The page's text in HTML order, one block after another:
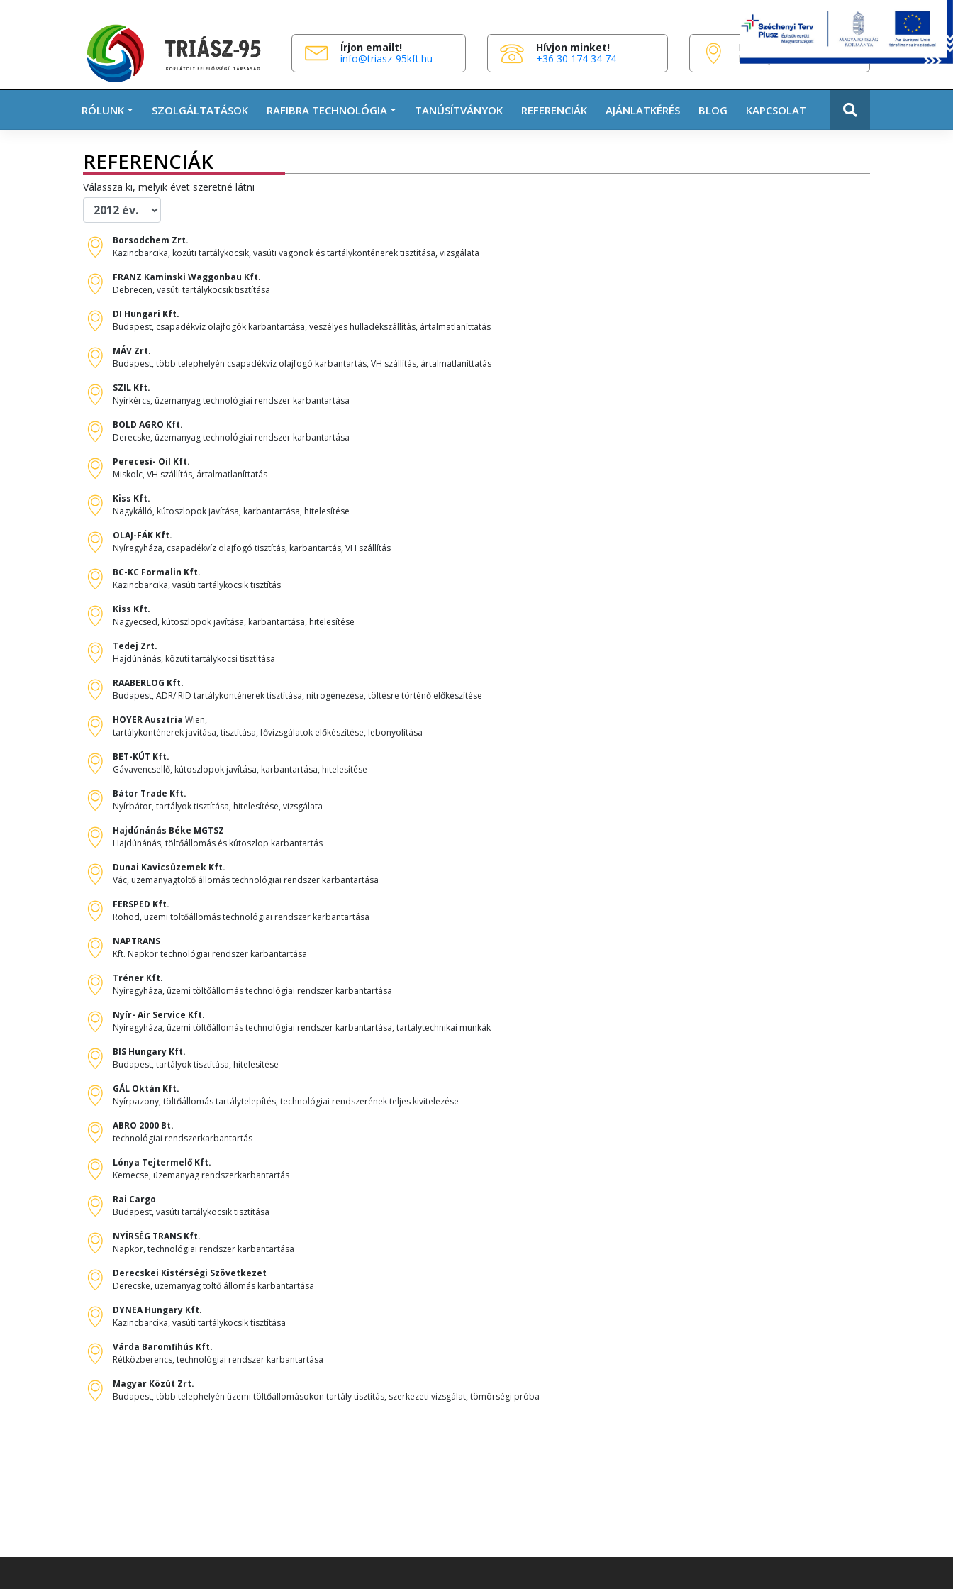
EN DE
Írjon emailt!
info@triasz-95kft.hu
Hívjon minket!
+36 30 174 34 74
H-440 Nyíregyháza,
Pazonyi tér 11.
RÓLUNK SZOLGÁLTATÁSOK RAFIBRA TECHNOLÓGIA TANÚSÍTVÁNYOK REFERENCIÁK AJÁNLATKÉRÉS BLOG KAPCSOLAT
REFERENCIÁK
Válassza ki, melyik évet szeretné látni
Borsodchem Zrt.
Kazincbarcika, közúti tartálykocsik, vasúti vagonok és tartálykonténerek tisztítása, vizsgálata
FRANZ Kaminski Waggonbau Kft.
Debrecen, vasúti tartálykocsik tisztítása
DI Hungari Kft.
Budapest, csapadékvíz olajfogók karbantartása, veszélyes hulladékszállítás, ártalmatlaníttatás
MÁV Zrt.
Budapest, több telephelyén csapadékvíz olajfogó karbantartás, VH szállítás, ártalmatlaníttatás
SZIL Kft.
Nyírkércs, üzemanyag technológiai rendszer karbantartása
BOLD AGRO Kft.
Derecske, üzemanyag technológiai rendszer karbantartása
Perecesi- Oil Kft.
Miskolc, VH szállítás, ártalmatlaníttatás
Kiss Kft.
Nagykálló, kútoszlopok javítása, karbantartása, hitelesítése
OLAJ-FÁK Kft.
Nyíregyháza, csapadékvíz olajfogó tisztítás, karbantartás, VH szállítás
BC-KC Formalin Kft.
Kazincbarcika, vasúti tartálykocsik tisztítás
Kiss Kft.
Nagyecsed, kútoszlopok javítása, karbantartása, hitelesítése
Tedej Zrt.
Hajdúnánás, közúti tartálykocsi tisztítása
RAABERLOG Kft.
Budapest, ADR/ RID tartálykonténerek tisztítása, nitrogénezése, töltésre történő előkészítése
HOYER Ausztria Wien,
tartálykonténerek javítása, tisztítása, fővizsgálatok előkészítése, lebonyolítása
BET-KÚT Kft.
Gávavencsellő, kútoszlopok javítása, karbantartása, hitelesítése
Bátor Trade Kft.
Nyírbátor, tartályok tisztítása, hitelesítése, vizsgálata
Hajdúnánás Béke MGTSZ
Hajdúnánás, töltőállomás és kútoszlop karbantartás
Dunai Kavicsüzemek Kft.
Vác, üzemanyagtöltő állomás technológiai rendszer karbantartása
FERSPED Kft.
Rohod, üzemi töltőállomás technológiai rendszer karbantartása
NAPTRANS
Kft. Napkor technológiai rendszer karbantartása
Tréner Kft.
Nyíregyháza, üzemi töltőállomás technológiai rendszer karbantartása
Nyír- Air Service Kft.
Nyíregyháza, üzemi töltőállomás technológiai rendszer karbantartása, tartálytechnikai munkák
BIS Hungary Kft.
Budapest, tartályok tisztítása, hitelesítése
GÁL Oktán Kft.
Nyírpazony, töltőállomás tartálytelepítés, technológiai rendszerének teljes kivitelezése
ABRO 2000 Bt.
technológiai rendszerkarbantartás
Lónya Tejtermelő Kft.
Kemecse, üzemanyag rendszerkarbantartás
Rai Cargo
Budapest, vasúti tartálykocsik tisztítása
NYÍRSÉG TRANS Kft.
Napkor, technológiai rendszer karbantartása
Derecskei Kistérségi Szövetkezet
Derecske, üzemanyag töltő állomás karbantartása
DYNEA Hungary Kft.
Kazincbarcika, vasúti tartálykocsik tisztítása
Várda Baromfihús Kft.
Rétközberencs, technológiai rendszer karbantartása
Magyar Közút Zrt.
Budapest, több telephelyén üzemi töltőállomásokon tartály tisztítás, szerkezeti vizsgálat, tömörségi próba